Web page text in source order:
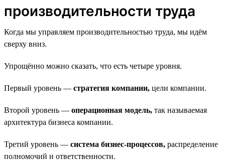
производительности труда
Когда мы управляем производительностью труда, мы идём
сверху вниз.
Упрощённо можно сказать, что есть четыре уровня.
Первый уровень — стратегия компании, цели компании.
Второй уровень — операционная модель, так называемая
архитектура бизнеса компании.
Третий уровень — система бизнес-процессов, распределение
полномочий и ответственности.